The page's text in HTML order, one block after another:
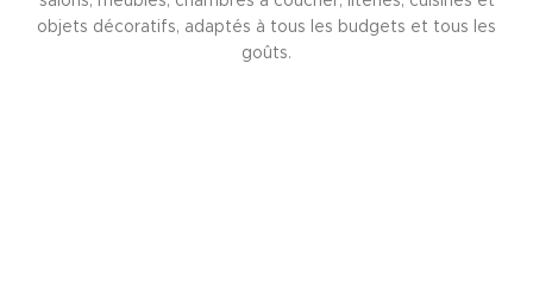
objets décoratifs, adaptés à tous les budgets et tous les
goûts.